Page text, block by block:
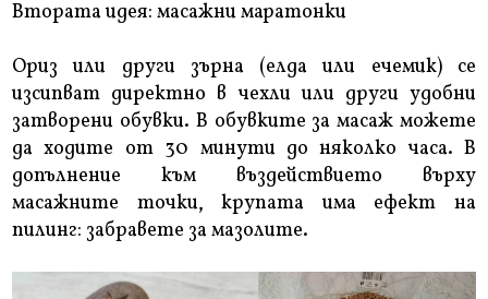
Втората идея: масажни маратонки
Ориз или други зърна (елда или ечемик) се
изсипват директно в чехли или други удобни
затворени обувки. В обувките за масаж можете
да ходите от 30 минути до няколко часа. В
допълнение към въздействието върху
масажните точки, крупата има ефект на
пилинг: забравете за мазолите.